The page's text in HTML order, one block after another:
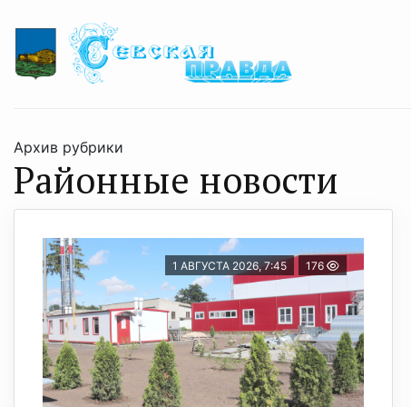
Архив рубрики
Районные новости
1 АВГУСТА 2026, 7:45 176